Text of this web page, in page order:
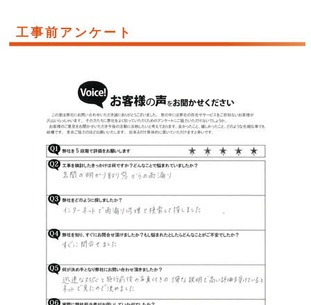
工事前アンケート